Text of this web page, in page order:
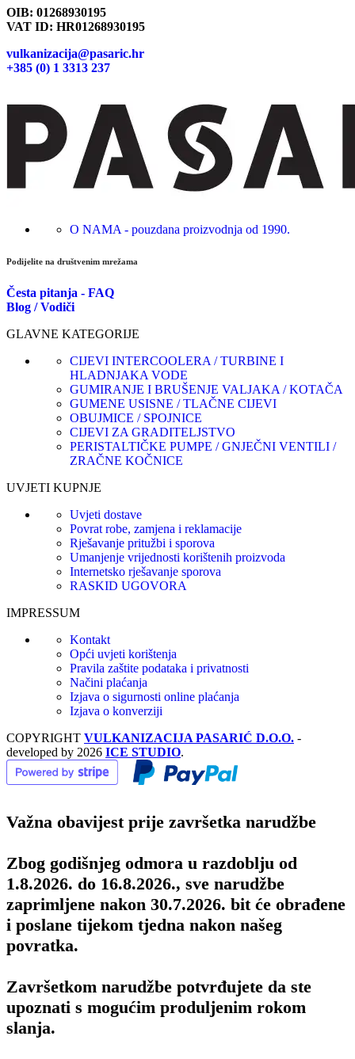
OIB: 01268930195
VAT ID: HR01268930195
vulkanizacija@pasaric.hr
+385 (0) 1 3313 237
O NAMA - pouzdana proizvodnja od 1990.
Podijelite na društvenim mrežama
Česta pitanja - FAQ
Blog / Vodiči
GLAVNE KATEGORIJE
CIJEVI INTERCOOLERA / TURBINE I
HLADNJAKA VODE
GUMIRANJE I BRUŠENJE VALJAKA / KOTAČA
GUMENE USISNE / TLAČNE CIJEVI
OBUJMICE / SPOJNICE
CIJEVI ZA GRADITELJSTVO
PERISTALTIČKE PUMPE / GNJEČNI VENTILI /
ZRAČNE KOČNICE
UVJETI KUPNJE
Uvjeti dostave
Povrat robe, zamjena i reklamacije
Rješavanje pritužbi i sporova
Umanjenje vrijednosti korištenih proizvoda
Internetsko rješavanje sporova
RASKID UGOVORA
IMPRESSUM
Kontakt
Opći uvjeti korištenja
Pravila zaštite podataka i privatnosti
Načini plaćanja
Izjava o sigurnosti online plaćanja
Izjava o konverziji
COPYRIGHT VULKANIZACIJA PASARIĆ D.O.O. -
developed by 2026 ICE STUDIO.
Važna obavijest prije završetka narudžbe
Zbog godišnjeg odmora u razdoblju od
1.8.2026. do 16.8.2026., sve narudžbe
zaprimljene nakon 30.7.2026. bit će obrađene
i poslane tijekom tjedna nakon našeg
povratka.
Završetkom narudžbe potvrđujete da ste
upoznati s mogućim produljenim rokom
slanja.